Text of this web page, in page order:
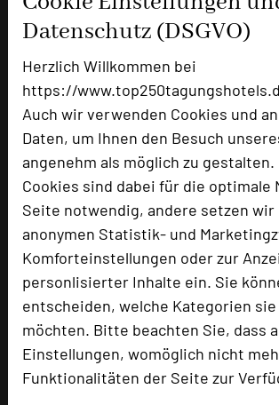
Datenschutz (DSGVO)
Herzlich Willkommen bei
https://
Auch wir verwenden Cookies und
Daten, um Ihnen den Besuch
angenehm als möglich zu
Cookies sind dabei für die optimale
Seite notwendig, andere setzen wir
anonymen Statistik- und
Komforteinstellungen oder zur
personlisierter Inhalte ein. Sie
entscheiden, welche Kategorien sie
möchten. Bitte beachten Sie, dass
Einstellungen, womöglich nicht
Funktionalitäten der Seite zur
Tagungsräume
Zimmer
Doppelzimmer
Besonders geeignet für
Seminar, Konferenz, Klausur, Event
616 Seiten dieses Hotels wurden in
vergangenen 30 Tagen auf diesem
aufgerufen.